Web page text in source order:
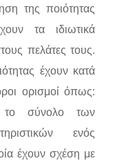
της ποιότητας
τα ιδιωτικά
πελάτες τους.
έχουν κατά
ορισμοί όπως:
το σύνολο των
ενός
έχουν σχέση με